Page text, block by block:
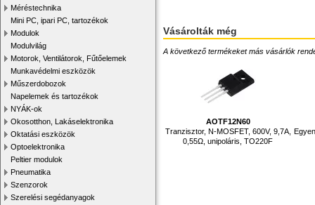
Méréstechnika
Mini PC, ipari PC, tartozékok
Modulok
Modulvilág
Motorok, Ventilátorok, Fűtőelemek
Munkavédelmi eszközök
Műszerdobozok
Napelemek és tartozékok
NYÁK-ok
Okosotthon, Lakáselektronika
Oktatási eszközök
Optoelektronika
Peltier modulok
Pneumatika
Szenzorok
Szerelési segédanyagok
Vásárolták még
A következő termékeket más vásárlók
AOTF12N60
Tranzisztor, N-MOSFET, 600V, 9,7A,
0,55Ω, unipoláris, TO220F